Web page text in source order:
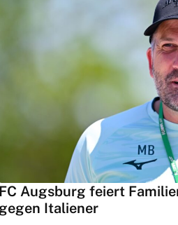
Augsburg feiert
Italiener